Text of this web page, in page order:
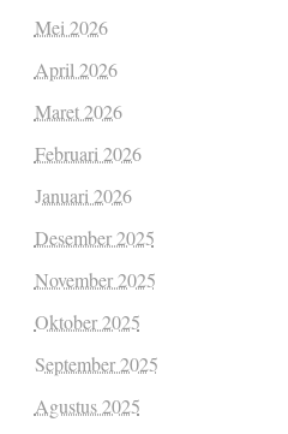
Mei 2026
April 2026
Maret 2026
Februari 2026
Januari 2026
Desember 2025
November 2025
Oktober 2025
September 2025
Agustus 2025